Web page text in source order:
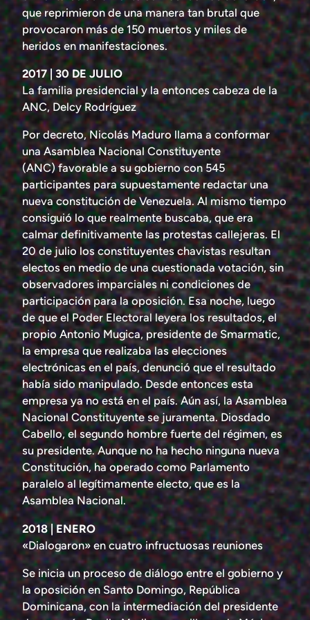
que reprimieron de una manera tan brutal que
provocaron más de 150 muertos y miles de
heridos en manifestaciones.
2017 | 30 DE JULIO
La familia presidencial y la entonces cabeza de la
ANC, Delcy Rodríguez
Por decreto, Nicolás Maduro llama a conformar
una Asamblea Nacional Constituyente
(ANC) favorable a su gobierno con 545
participantes para supuestamente redactar una
nueva constitución de Venezuela. Al mismo tiempo
consiguió lo que realmente buscaba, que era
calmar definitivamente las protestas callejeras. El
20 de julio los constituyentes chavistas resultan
electos en medio de una cuestionada votación, sin
observadores imparciales ni condiciones de
participación para la oposición. Esa noche, luego
de que el Poder Electoral leyera los resultados, el
propio Antonio Mugica, presidente de Smarmatic,
la empresa que realizaba las elecciones
electrónicas en el país, denunció que el resultado
había sido manipulado. Desde entonces esta
empresa ya no está en el país. Aún así, la Asamblea
Nacional Constituyente se juramenta. Diosdado
Cabello, el segundo hombre fuerte del régimen, es
su presidente. Aunque no ha hecho ninguna nueva
Constitución, ha operado como Parlamento
paralelo al legítimamente electo, que es la
Asamblea Nacional.
2018 | ENERO
«Dialogaron» en cuatro infructuosas reuniones
Se inicia un proceso de diálogo entre el gobierno y
la oposición en Santo Domingo, República
Dominicana, con la intermediación del presidente